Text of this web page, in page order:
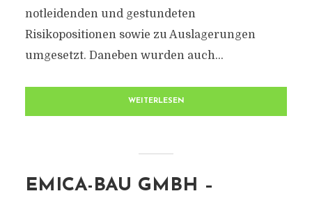
notleidenden und gestundeten
Risikopositionen sowie zu Auslagerungen
umgesetzt. Daneben wurden auch...
WEITERLESEN
EMICA-BAU GMBH –